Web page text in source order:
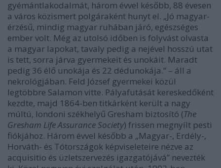
gyémántlakodalmát, három évvel később, 88 évesen
a város közismert polgáraként hunyt el. „Jó magyar-
érzésű, mindig magyar ruhában járó, egészséges
ember volt. Még az utolsó időben is folyvást olvasta
a magyar lapokat, tavaly pedig a nejével hosszú utat
is tett, sorra járva gyermekeit és unokáit. Maradt
pedig 36 élő unokája és 22 dédunokája.” – áll a
nekrológjában. Feld József gyermekei közül
legtöbbre Salamon vitte. Pályafutását kereskedőként
kezdte, majd 1864-ben titkárként került a nagy
múltú, londoni székhelyű Gresham biztosító (The
Gresham Life Assurance Society) frissen megnyílt pesti
fiókjához. Három évvel később a „Magyar-, Erdély-,
Horváth- és Tótországok képviseleteire nézve az
acquisitio és üzletszervezés igazgatójává” nevezték